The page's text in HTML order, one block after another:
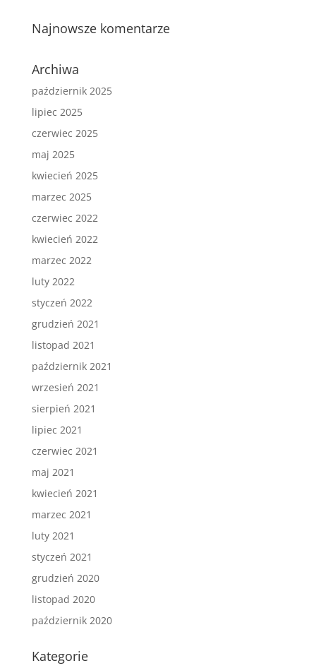
Najnowsze komentarze
Archiwa
październik 2025
lipiec 2025
czerwiec 2025
maj 2025
kwiecień 2025
marzec 2025
czerwiec 2022
kwiecień 2022
marzec 2022
luty 2022
styczeń 2022
grudzień 2021
listopad 2021
październik 2021
wrzesień 2021
sierpień 2021
lipiec 2021
czerwiec 2021
maj 2021
kwiecień 2021
marzec 2021
luty 2021
styczeń 2021
grudzień 2020
listopad 2020
październik 2020
Kategorie